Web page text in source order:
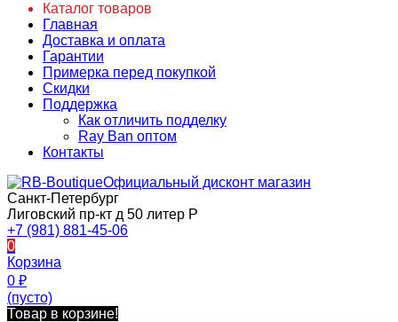
Каталог товаров
Главная
Доставка и оплата
Гарантии
Примерка перед покупкой
Скидки
Поддержка
Как отличить подделку
Ray Ban оптом
Контакты
Официальный дисконт магазин
Санкт-Петербург
Лиговский пр-кт д 50 литер Р
+7 (981) 881-45-06
0
Корзина
0 ₽
(пусто)
Товар в корзине!